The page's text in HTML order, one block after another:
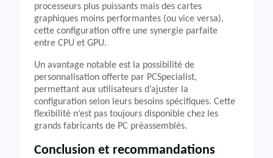
processeurs plus puissants mais des cartes
graphiques moins performantes (ou vice versa),
cette configuration offre une synergie parfaite
entre CPU et GPU.
Un avantage notable est la possibilité de
personnalisation offerte par PCSpecialist,
permettant aux utilisateurs d’ajuster la
configuration selon leurs besoins spécifiques. Cette
flexibilité n’est pas toujours disponible chez les
grands fabricants de PC préassemblés.
Conclusion et recommandations